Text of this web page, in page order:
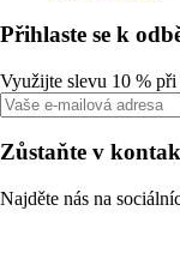
Přihlaste se k
Využijte slevu 10 % při
Zůstaňte v
Najděte nás na